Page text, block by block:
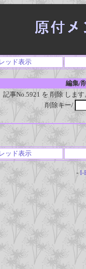
ッド表示
編集/
記事No.5921 を 削除 しま
削除キー/
ッド表示
- I-